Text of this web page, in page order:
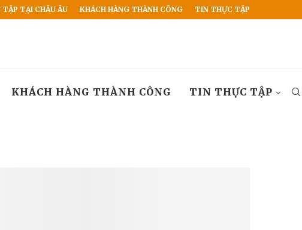
TẬP TẠI CHÂU ÂU KHÁCH HÀNG THÀNH CÔNG TIN THỰC TẬP
KHÁCH HÀNG THÀNH CÔNG TIN THỰC TẬP